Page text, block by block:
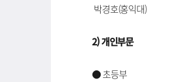
박경호(홍익대)
2) 개인부문
● 초등부